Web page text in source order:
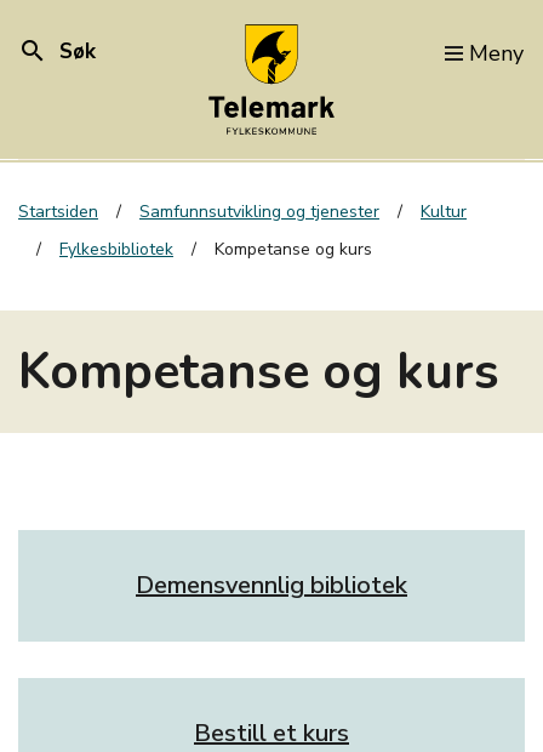
search Søk Meny
Startsiden Samfunnsutvikling og tjenester
Kultur
Fylkesbibliotek
Kompetanse og kurs
Kompetanse og kurs
Demensvennlig bibliotek
Bestill et kurs